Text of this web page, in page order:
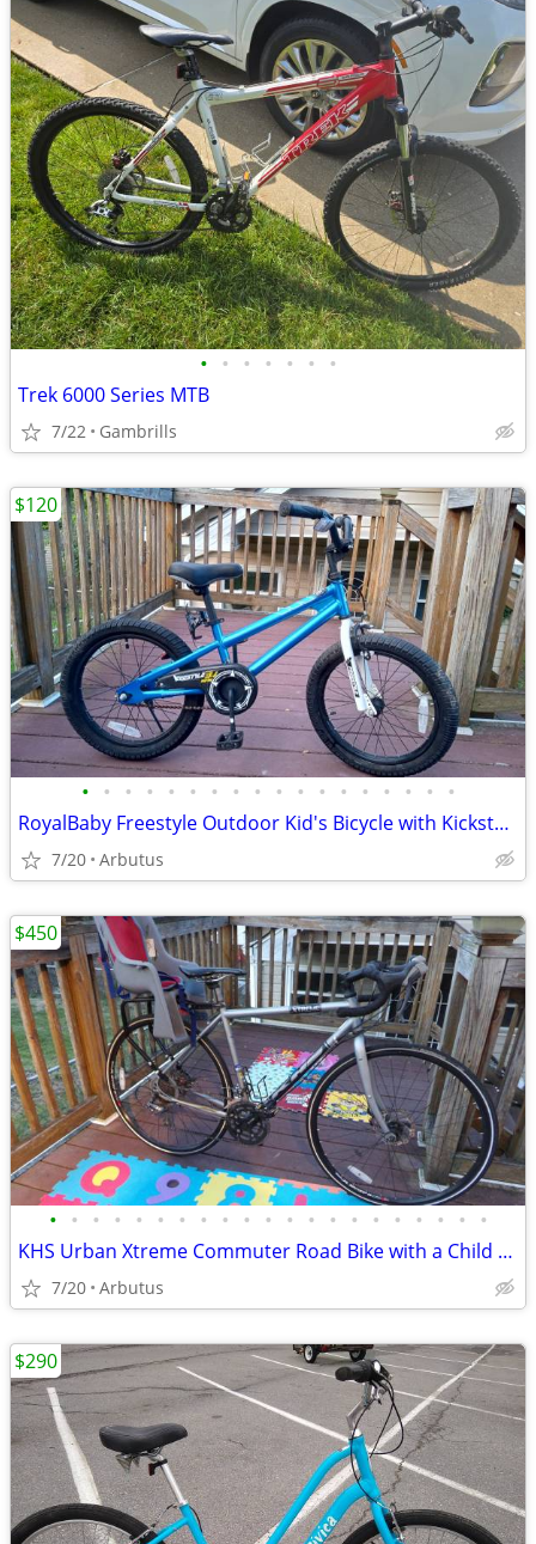
• • • • • • •
Trek 6000 Series MTB
7/22 Gambrills
• • • • • • • • • • • • • • • • • •
RoyalBaby Freestyle Outdoor Kid's Bicycle with Kickstand
7/20 Arbutus
$120
• • • • • • • • • • • • • • • • • • • • •
KHS Urban Xtreme Commuter Road Bike with a Child Seat, Size Small
7/20 Arbutus
$450
$290